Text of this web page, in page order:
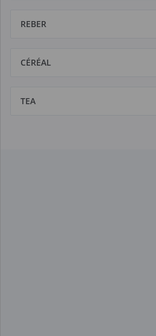
REBER
CÉRÉAL
TEA